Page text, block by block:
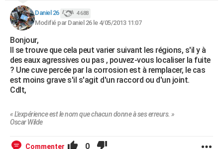
Dictionnaire
Biographies
Citations
Expressions
Proverbes
PROGRAMME TV
COPAINS D'AVANT
S'inscrire
Se connecter
Lycées
Collèges
Primaires
Universités
Entreprises
Service militaire
Avis de recherche
AVIS DE DÉCÈS
FORUM
Daniel 26 4 688
Modifié par Daniel 26 le 4/05/2013 11:07
Bonjour,
Il se trouve que cela peut varier suivant les régions, s'il y à
des eaux agressives ou pas , pouvez-vous localiser la fuite
? Une cuve percée par la corrosion est à remplacer, le cas
est moins grave s'il s'agit d'un raccord ou d'un joint.
Cdlt,
« L'expérience est le nom que chacun donne à ses erreurs. »
Oscar Wilde
Commenter 0